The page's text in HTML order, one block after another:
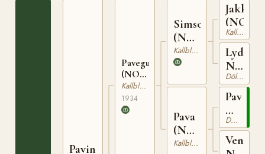
Pavin
Pavegutt
(NO)
T-159Kallblodig Travare
1934
Simson
(NO)
T-67Kallblodig Travare
Pava
(NO)
N
Kallblodig Travare
Jakken
(NO)
Kallblodig Travare
Lydia
N
6075
Dölehäst
Paven
N
1027
Dölehäst
Venus